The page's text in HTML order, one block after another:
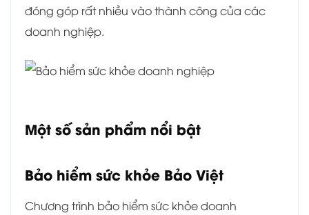
đóng góp rất nhiều vào thành công của các
doanh nghiệp.
Một số sản phẩm nổi bật
Bảo hiểm sức khỏe Bảo Việt
Chương trình bảo hiểm sức khỏe doanh